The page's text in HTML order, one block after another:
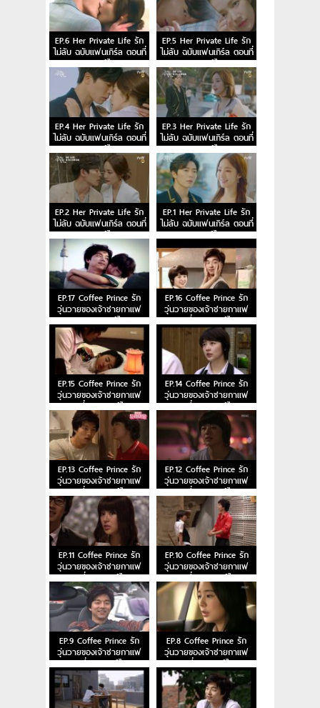
EP.6 Her Private Life รัก
ไม่ลับ ฉบับแฟนเกิร์ล ตอนที่
6 พากย์ไทย
EP.5 Her Private Life รัก
ไม่ลับ ฉบับแฟนเกิร์ล ตอนที่
5 พากย์ไทย
EP.4 Her Private Life รัก
ไม่ลับ ฉบับแฟนเกิร์ล ตอนที่
4 พากย์ไทย
EP.3 Her Private Life รัก
ไม่ลับ ฉบับแฟนเกิร์ล ตอนที่
3 พากย์ไทย
EP.2 Her Private Life รัก
ไม่ลับ ฉบับแฟนเกิร์ล ตอนที่
2 พากย์ไทย
EP.1 Her Private Life รัก
ไม่ลับ ฉบับแฟนเกิร์ล ตอนที่
1 พากย์ไทย
EP.17 Coffee Prince รัก
วุ่นวายของเจ้าชายกาแฟ
ตอนจบ พากย์ไทย
EP.16 Coffee Prince รัก
วุ่นวายของเจ้าชายกาแฟ
ตอนที่ 16 พากย์ไทย
EP.15 Coffee Prince รัก
วุ่นวายของเจ้าชายกาแฟ
ตอนที่ 15 พากย์ไทย
EP.14 Coffee Prince รัก
วุ่นวายของเจ้าชายกาแฟ
ตอนที่ 14 พากย์ไทย
EP.13 Coffee Prince รัก
วุ่นวายของเจ้าชายกาแฟ
ตอนที่ 13 พากย์ไทย
EP.12 Coffee Prince รัก
วุ่นวายของเจ้าชายกาแฟ
ตอนที่ 12 พากย์ไทย
EP.11 Coffee Prince รัก
วุ่นวายของเจ้าชายกาแฟ
ตอนที่ 11 พากย์ไทย
EP.10 Coffee Prince รัก
วุ่นวายของเจ้าชายกาแฟ
ตอนที่ 10 พากย์ไทย
EP.9 Coffee Prince รัก
วุ่นวายของเจ้าชายกาแฟ
ตอนที่ 9 พากย์ไทย
EP.8 Coffee Prince รัก
วุ่นวายของเจ้าชายกาแฟ
ตอนที่ 8 พากย์ไทย